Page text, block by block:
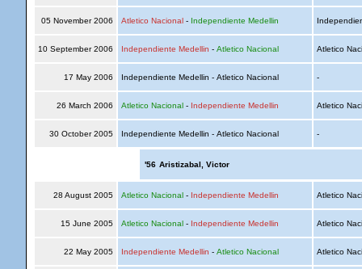
05 November 2006 Atletico Nacional- Independiente Medellin
10 September 2006 Independiente Medellin - Atletico Nacional Atletico
17 May 2006 Independiente Medellin - Atletico Nacional -
26 March 2006 Atletico Nacional- Independiente Medellin Atletico
30 October 2005 Independiente Medellin - Atletico Nacional -
'56 Aristizabal, Victor
28 August 2005 Atletico Nacional- Independiente Medellin Atletico
15 June 2005 Atletico Nacional- Independiente Medellin Atletico
22 May 2005 Independiente Medellin - Atletico Nacional Atletico